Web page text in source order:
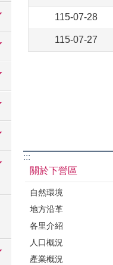
115-07-28
115-07-27
:::
關於下營區
自然環境
地方沿革
各里介紹
人口概況
產業概況